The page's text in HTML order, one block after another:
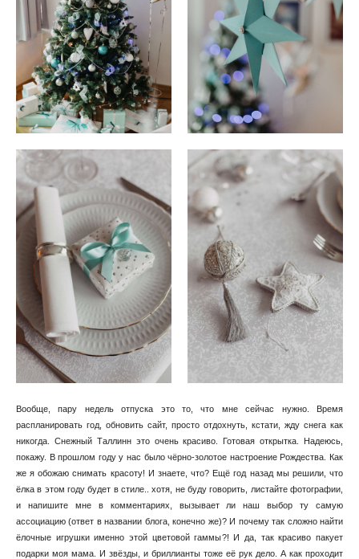
Вообще, пару недель отпуска это то, что мне сейчас нужно. Время
распланировать год, обновить сайт, просто отдохнуть, кстати, жду снега как
никогда. Снежный Таллинн это очень красиво. Готовая открытка. Надеюсь,
покажу. В прошлом году у нас было чёрно-золотое настроение Рождества. Как
же я обожаю снимать красоту! И знаете, что? Ещё год назад мы решили, что
ёлка в этом году будет в стиле.. хотя, не буду говорить, листайте фотографии,
и напишите мне в комментариях, вызывает ли наш выбор ту самую
ассоциацию (ответ в названии блога, конечно же)? И почему так сложно найти
ёлочные игрушки именно этой цветовой гаммы?! И да, так красиво пакует
подарки моя мама. И звёзды, и бриллианты тоже её рук дело. А как проходит